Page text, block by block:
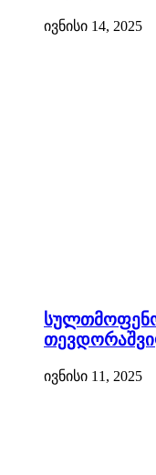
ივნისი 14, 2025
ივნისი 11, 2025